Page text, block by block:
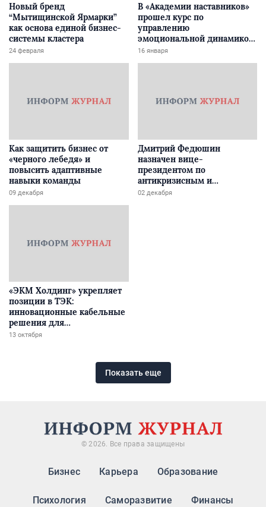
Новый бренд
“Мытищинской Ярмарки”
как основа единой бизнес-
системы кластера
24 февраля
В «Академии наставников»
прошел курс по
управлению
эмоциональной динамикой
творчества
16 января
Как защитить бизнес от
«черного лебедя» и
повысить адаптивные
навыки команды
09 декабря
Дмитрий Федюшин
назначен вице-
президентом по
антикризисным и
цифровым коммуникациям
02 декабря
«ЭКМ Холдинг» укрепляет
позиции в ТЭК:
инновационные кабельные
решения для
экстремальных условий
13 октября
Показать еще
© 2026. Все права защищены
Бизнес Карьера Образование
Психология Саморазвитие Финансы